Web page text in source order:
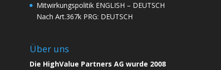
Mitwirkungspolitik ENGLISH – DEUTSCH
Nach Art.367k PRG: DEUTSCH
Über uns
Die HighValue Partners AG wurde 2008